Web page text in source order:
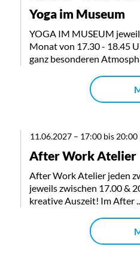
Yoga im Museum
YOGA IM MUSEUM
Monat von 17.30 - 18.45
ganz besonderen
11.06.2027 – 17:00 bis 20:00
After Work Atelier
After Work Atelier jeden
jeweils zwischen 17.00 &
kreative Auszeit! Im After ...